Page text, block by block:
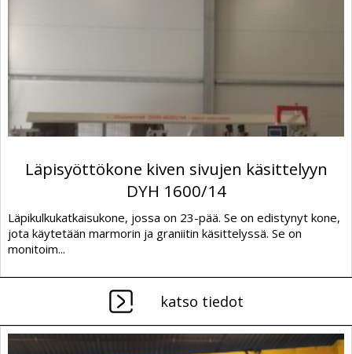
Läpisyöttökone kiven sivujen käsittelyyn
DYH 1600/14
Läpikulkukatkaisukone, jossa on 23-pää. Se on edistynyt kone,
jota käytetään marmorin ja graniitin käsittelyssä. Se on
monitoim...
katso tiedot